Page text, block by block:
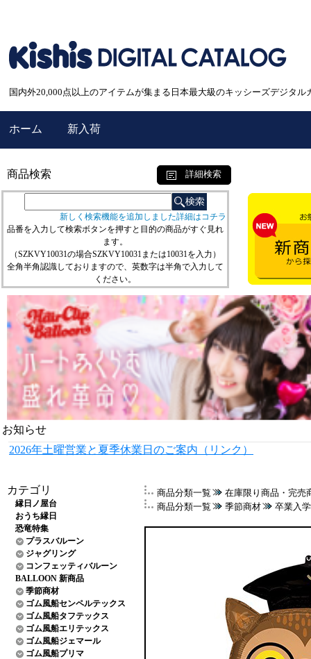
国内外20,000点以上のアイテムが集まる日本最大級のキッシーズデジタル
ホーム 新入荷
商品検索 詳細検索
新しく検索機能を追加しました詳細はコチラ
品番を入力して検索ボタンを押すと目的の商品がすぐ見れ
ます。
（SZKVY10031の場合SZKVY10031または10031を入力）
全角半角認識しておりますので、英数字は半角で入力して
ください。
お知らせ
2026年土曜営業と夏季休業日のご案内（リンク）
カテゴリ
縁日ノ屋台
おうち縁日
恐竜特集
プラスバルーン
ジャグリング
コンフェッティバルーン
BALLOON 新商品
季節商材
ゴム風船センペルテックス
ゴム風船タフテックス
ゴム風船エリテックス
ゴム風船ジェマール
ゴム風船プリマ
商品分類一覧
在庫限り商品・完売
商品分類一覧
季節商材 卒業入学